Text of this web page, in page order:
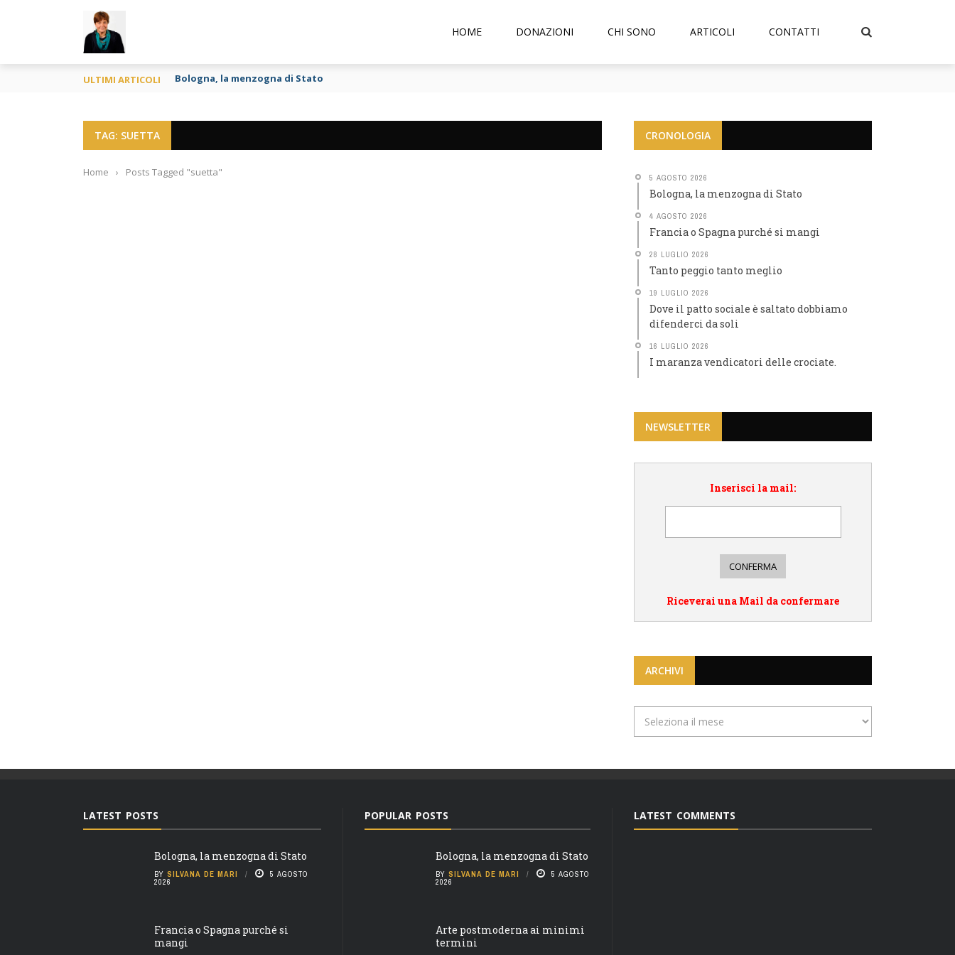
HOME DONAZIONI CHI SONO ARTICOLI CONTATTI
ULTIMI ARTICOLI Bologna, la menzogna di Stato
TAG: SUETTA
Home › Posts Tagged "suetta"
CRONOLOGIA
5 AGOSTO 2026
Bologna, la menzogna di Stato
4 AGOSTO 2026
Francia o Spagna purché si mangi
28 LUGLIO 2026
Tanto peggio tanto meglio
19 LUGLIO 2026
Dove il patto sociale è saltato dobbiamo
difenderci da soli
16 LUGLIO 2026
I maranza vendicatori delle crociate.
NEWSLETTER
Inserisci la mail:
Riceverai una Mail da confermare
ARCHIVI
LATEST POSTS
Bologna, la menzogna di Stato
BY SILVANA DE MARI 5 AGOSTO
2026
Francia o Spagna purché si
mangi
POPULAR POSTS
Bologna, la menzogna di Stato
BY SILVANA DE MARI 5 AGOSTO
2026
Arte postmoderna ai minimi
termini
LATEST COMMENTS